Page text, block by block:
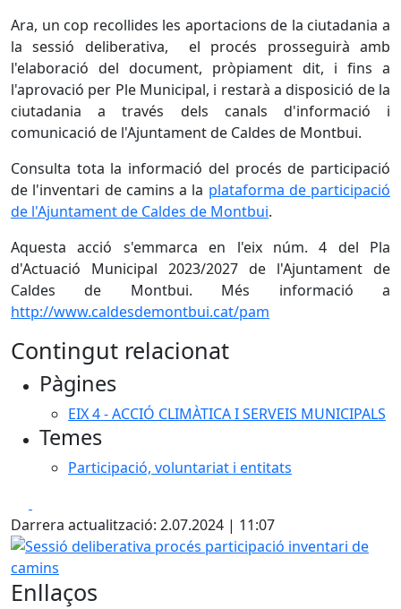
Ara, un cop recollides les aportacions de la ciutadania a
la sessió deliberativa, el procés prosseguirà amb
l'elaboració del document, pròpiament dit, i fins a
l'aprovació per Ple Municipal, i restarà a disposició de la
ciutadania a través dels canals d'informació i
comunicació de l'Ajuntament de Caldes de Montbui.
Consulta tota la informació del procés de participació
de l'inventari de camins a la plataforma de participació
de l'Ajuntament de Caldes de Montbui.
Aquesta acció s'emmarca en l'eix núm. 4 del Pla
d'Actuació Municipal 2023/2027 de l'Ajuntament de
Caldes de Montbui. Més informació a
http://www.caldesdemontbui.cat/pam
Contingut relacionat
Pàgines
EIX 4 - ACCIÓ CLIMÀTICA I SERVEIS MUNICIPALS
Temes
Participació, voluntariat i entitats
Darrera actualització: 2.07.2024 | 11:07
Sessió deliberativa procés participació inventari de
Enllaços